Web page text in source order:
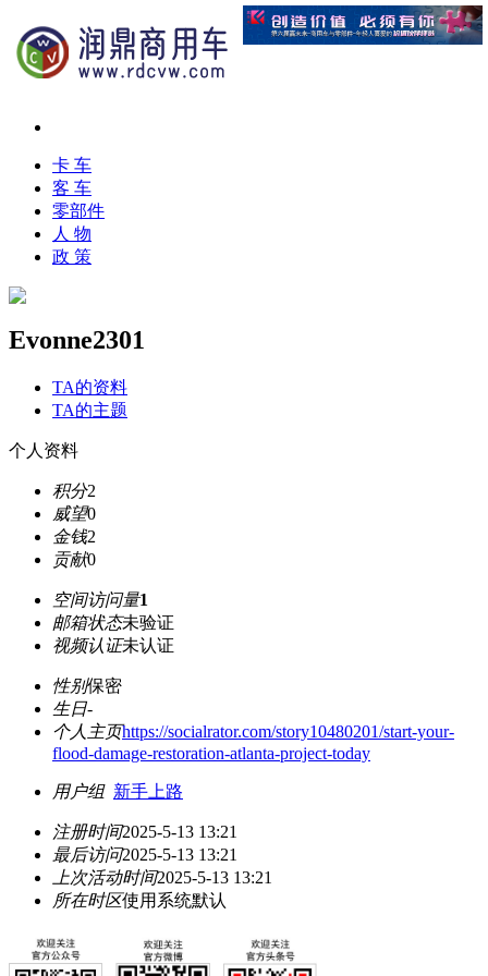
卡 车
客 车
零部件
人 物
政 策
Evonne2301
TA的资料
TA的主题
个人资料
积分2
威望0
金钱2
贡献0
空间访问量1
邮箱状态未验证
视频认证未认证
性别保密
生日-
个人主页https://socialrator.com/story10480201/start-your-
flood-damage-restoration-atlanta-project-today
用户组 新手上路
注册时间2025-5-13 13:21
最后访问2025-5-13 13:21
上次活动时间2025-5-13 13:21
所在时区使用系统默认